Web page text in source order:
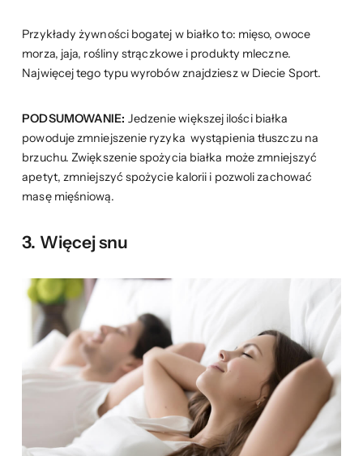
Przykłady żywności bogatej w białko to: mięso, owoce
morza, jaja, rośliny strączkowe i produkty mleczne.
Najwięcej tego typu wyrobów znajdziesz w Diecie Sport.
PODSUMOWANIE: Jedzenie większej ilości białka
powoduje zmniejszenie ryzyka wystąpienia tłuszczu na
brzuchu. Zwiększenie spożycia białka może zmniejszyć
apetyt, zmniejszyć spożycie kalorii i pozwoli zachować
masę mięśniową.
3. Więcej snu